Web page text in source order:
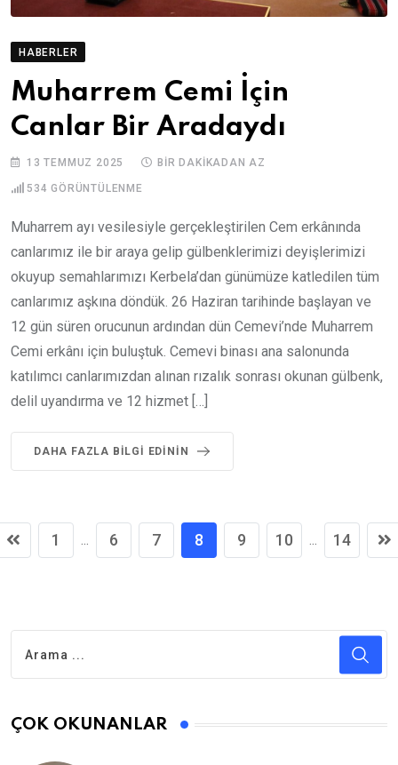
HABERLER
Muharrem Cemi İçin
Canlar Bir Aradaydı
13 TEMMUZ 2025 BIR DAKIKADAN AZ
534 GÖRÜNTÜLENME
Muharrem ayı vesilesiyle gerçekleştirilen Cem erkânında
canlarımız ile bir araya gelip gülbenklerimizi deyişlerimizi
okuyup semahlarımızı Kerbela’dan günümüze katledilen tüm
canlarımız aşkına döndük. 26 Haziran tarihinde başlayan ve
12 gün süren orucunun ardından dün Cemevi’nde Muharrem
Cemi erkânı için buluştuk. Cemevi binası ana salonunda
katılımcı canlarımızdan alınan rızalık sonrası okunan gülbenk,
delil uyandırma ve 12 hizmet […]
DAHA FAZLA BILGI EDININ
1 ... 6 7 8 9 10 ... 14
ÇOK OKUNANLAR